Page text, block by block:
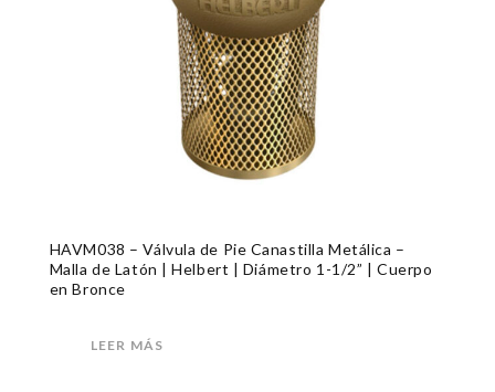
HAVM038 – Válvula de Pie Canastilla Metálica –
Malla de Latón | Helbert | Diámetro 1-1/2” | Cuerpo
en Bronce
LEER MÁS